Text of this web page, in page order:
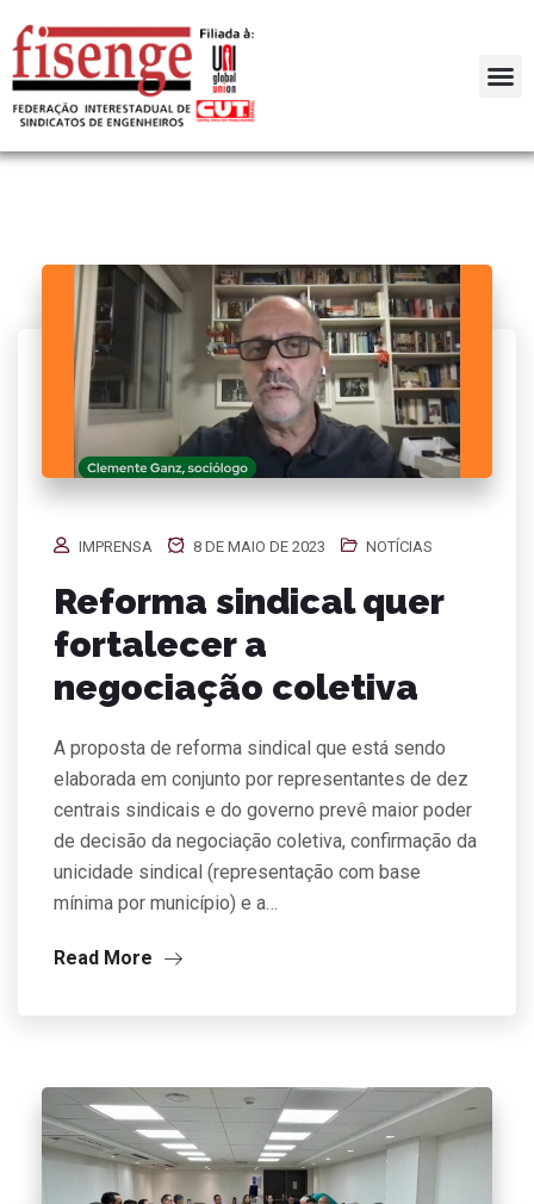
IMPRENSA 8 DE MAIO DE 2023 NOTÍCIAS
Reforma sindical quer
fortalecer a
negociação coletiva
A proposta de reforma sindical que está sendo
elaborada em conjunto por representantes de dez
centrais sindicais e do governo prevê maior poder
de decisão da negociação coletiva, confirmação da
unicidade sindical (representação com base
mínima por município) e a…
Read More